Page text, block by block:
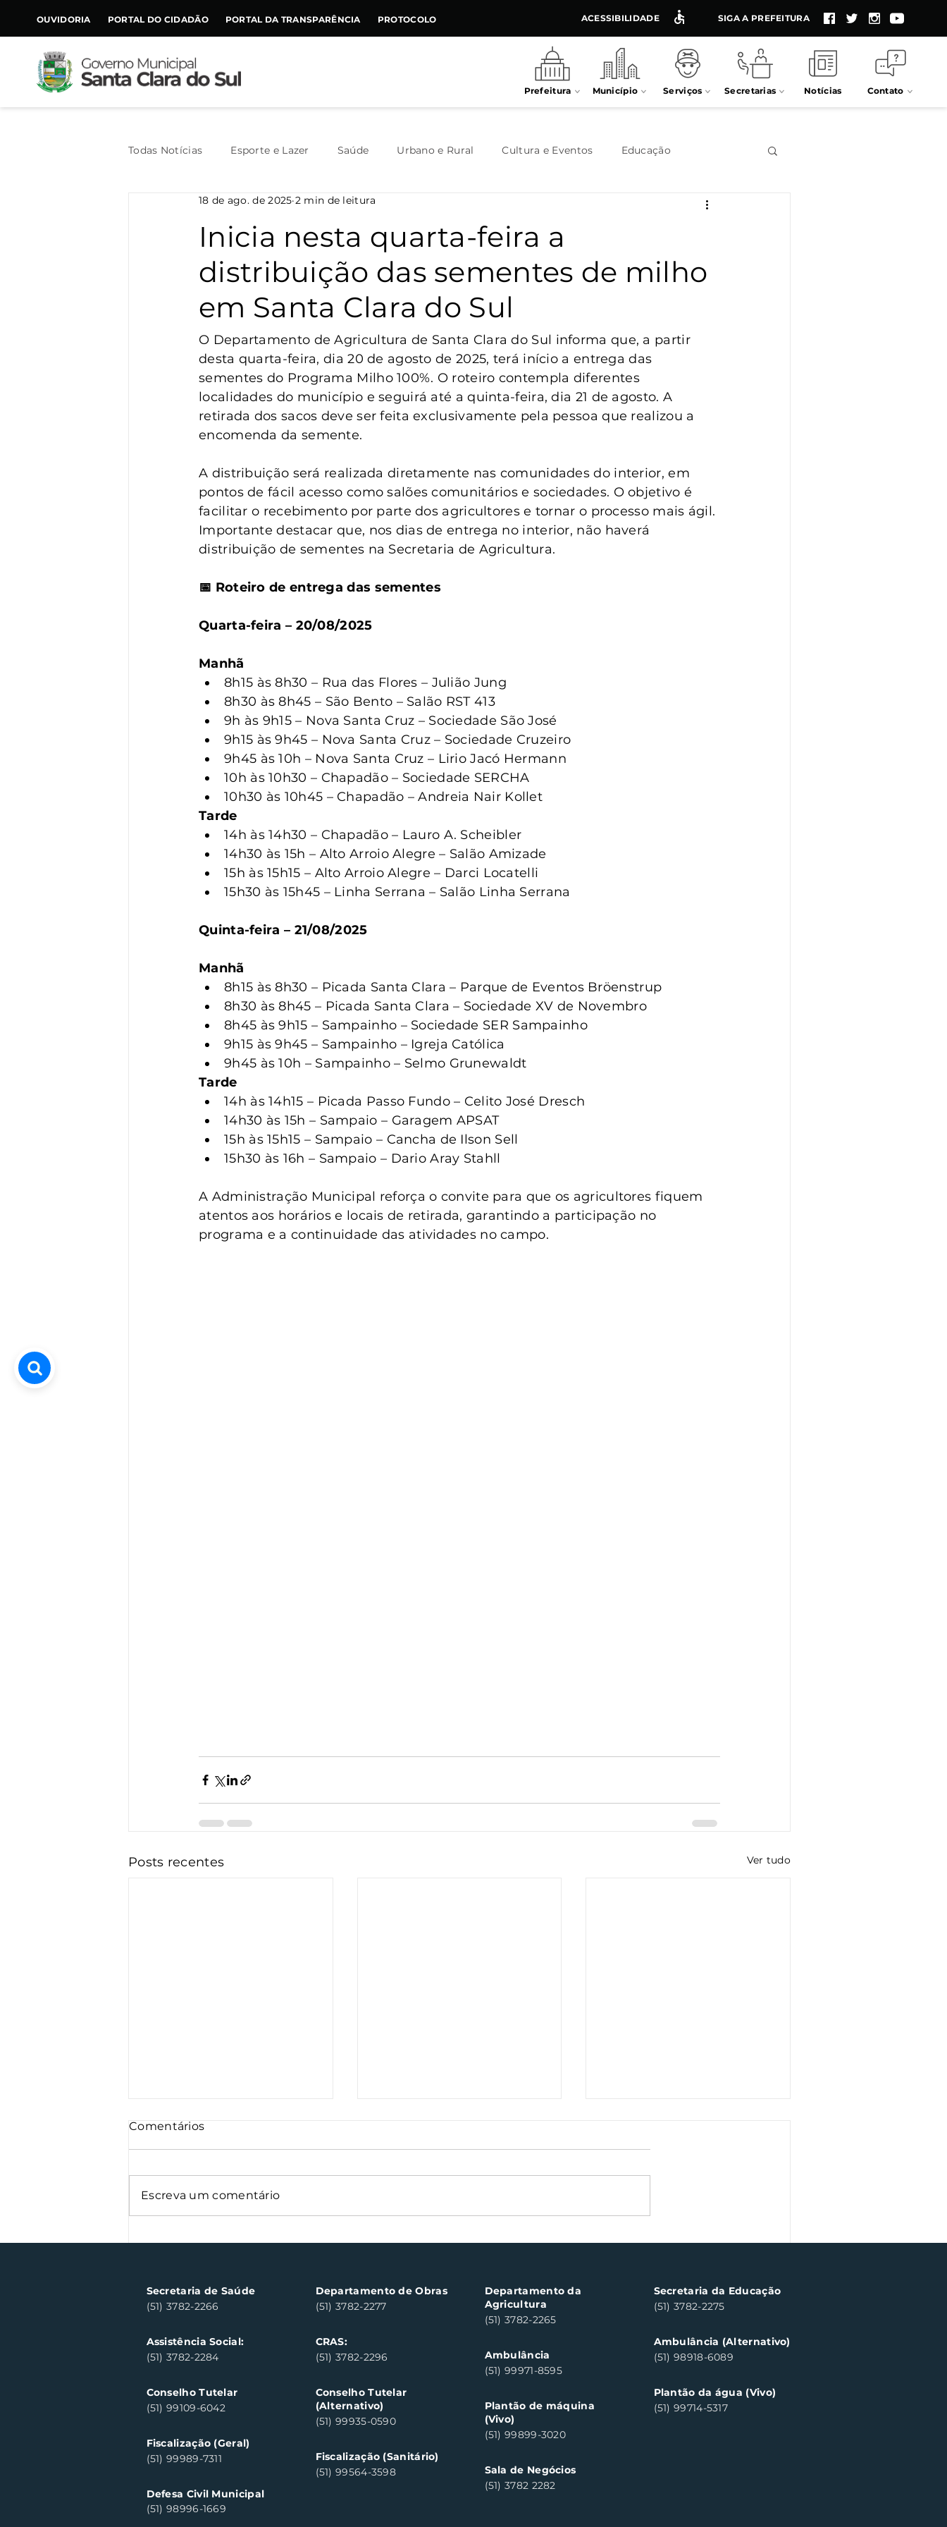
CONTEÚDO
OUVIDORIA PORTAL DO CIDADÃO PORTAL DA TRANSPARÊNCIA PROTOCOLO ACESSIBILIDADE SIGA A PREFEITURA
Prefeitura Município Serviços Secretarias Notícias Contato
Todas Notícias Esporte e Lazer Saúde Urbano e Rural Cultura e Eventos Educação
Assistência Social Geral Meio Ambiente
Agricultura Trânsito Habitação Juventude Processos seletivos
Vigilância Turismo Santa Clara do Sul Conselho Tutelar
Inicia nesta quarta-feira a
distribuição das sementes de milho
em Santa Clara do Sul
18 de ago. de 2025 2 min de leitura
O Departamento de Agricultura de Santa Clara do Sul informa que, a partir
desta quarta-feira, dia 20 de agosto de 2025, terá início a entrega das
sementes do Programa Milho 100%. O roteiro contempla diferentes
localidades do município e seguirá até a quinta-feira, dia 21 de agosto. A
retirada dos sacos deve ser feita exclusivamente pela pessoa que realizou a
encomenda da semente.
A distribuição será realizada diretamente nas comunidades do interior, em
pontos de fácil acesso como salões comunitários e sociedades. O objetivo é
facilitar o recebimento por parte dos agricultores e tornar o processo mais ágil.
Importante destacar que, nos dias de entrega no interior, não haverá
distribuição de sementes na Secretaria de Agricultura.
📅 Roteiro de entrega das sementes
Quarta-feira – 20/08/2025
Manhã
8h15 às 8h30 – Rua das Flores – Julião Jung
8h30 às 8h45 – São Bento – Salão RST 413
9h às 9h15 – Nova Santa Cruz – Sociedade São José
9h15 às 9h45 – Nova Santa Cruz – Sociedade Cruzeiro
9h45 às 10h – Nova Santa Cruz – Lirio Jacó Hermann
10h às 10h30 – Chapadão – Sociedade SERCHA
10h30 às 10h45 – Chapadão – Andreia Nair Kollet
Tarde
14h às 14h30 – Chapadão – Lauro A. Scheibler
14h30 às 15h – Alto Arroio Alegre – Salão Amizade
15h às 15h15 – Alto Arroio Alegre – Darci Locatelli
15h30 às 15h45 – Linha Serrana – Salão Linha Serrana
Quinta-feira – 21/08/2025
Manhã
8h15 às 8h30 – Picada Santa Clara – Parque de Eventos Bröenstrup
8h30 às 8h45 – Picada Santa Clara – Sociedade XV de Novembro
8h45 às 9h15 – Sampainho – Sociedade SER Sampainho
9h15 às 9h45 – Sampainho – Igreja Católica
9h45 às 10h – Sampainho – Selmo Grunewaldt
Tarde
14h às 14h15 – Picada Passo Fundo – Celito José Dresch
14h30 às 15h – Sampaio – Garagem APSAT
15h às 15h15 – Sampaio – Cancha de Ilson Sell
15h30 às 16h – Sampaio – Dario Aray Stahll
A Administração Municipal reforça o convite para que os agricultores fiquem
atentos aos horários e locais de retirada, garantindo a participação no
programa e a continuidade das atividades no campo.
Posts recentes Ver tudo
Clara do Sul
Clara do Sul
Comentários
Escreva um comentário
Secretaria de Saúde
(51) 3782-2266
Assistência Social:
(51) 3782-2284
Conselho Tutelar
(51) 99109-6042
Fiscalização (Geral)
(51) 99989-7311
Defesa Civil Municipal
(51) 98996-1669
Departamento de Obras
(51) 3782-2277
CRAS:
(51) 3782-2296
Conselho Tutelar
(Alternativo)
(51) 99935-0590
Fiscalização (Sanitário)
(51) 99564-3598
Departamento da
Agricultura
(51) 3782-2265
Ambulância
(51) 99971-8595
Plantão de máquina
(Vivo)
(51) 99899-3020
Sala de Negócios
(51) 3782 2282
Secretaria da Educação
(51) 3782-2275
Ambulância (Alternativo)
(51) 98918-6089
Plantão da água (Vivo)
(51) 99714-5317